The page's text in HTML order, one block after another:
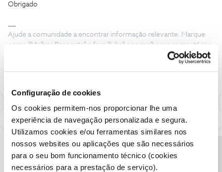
Configuração de cookies
Os cookies permitem-nos proporcionar lhe uma
experiência de navegação personalizada e segura.
Utilizamos cookies e/ou ferramentas similares nos
nossos websites ou aplicações que são necessários
para o seu bom funcionamento técnico (cookies
necessários para a prestação de serviço).
Obrigado
Ajude a comunidade a encontrar informação relevante. Marque
como "Melhor Resposta" e faça "Like" nos melhores comentários.
Siga os perfis da moderação, através da opção "Seguir", para estar